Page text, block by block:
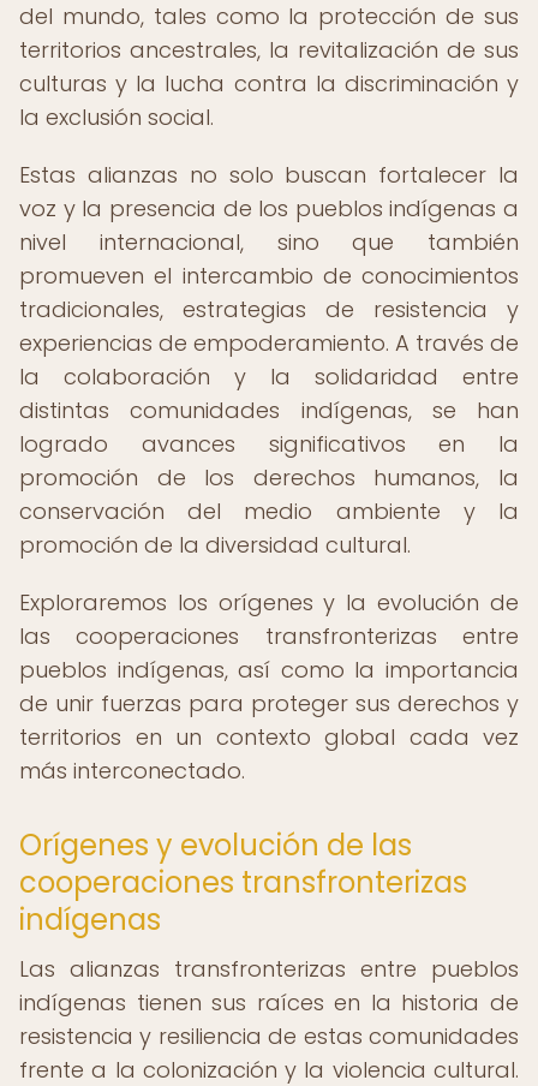
del mundo, tales como la protección de sus
territorios ancestrales, la revitalización de sus
culturas y la lucha contra la discriminación y
la exclusión social.
Estas alianzas no solo buscan fortalecer la
voz y la presencia de los pueblos indígenas a
nivel internacional, sino que también
promueven el intercambio de conocimientos
tradicionales, estrategias de resistencia y
experiencias de empoderamiento. A través de
la colaboración y la solidaridad entre
distintas comunidades indígenas, se han
logrado avances significativos en la
promoción de los derechos humanos, la
conservación del medio ambiente y la
promoción de la diversidad cultural.
Exploraremos los orígenes y la evolución de
las cooperaciones transfronterizas entre
pueblos indígenas, así como la importancia
de unir fuerzas para proteger sus derechos y
territorios en un contexto global cada vez
más interconectado.
Orígenes y evolución de las
cooperaciones transfronterizas
indígenas
Las alianzas transfronterizas entre pueblos
indígenas tienen sus raíces en la historia de
resistencia y resiliencia de estas comunidades
frente a la colonización y la violencia cultural.